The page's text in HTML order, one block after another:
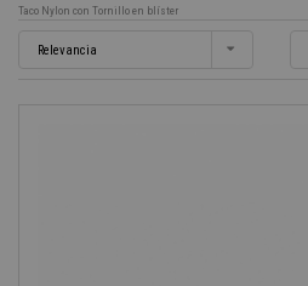
Taco Nylon con Tornillo en blíster
Relevancia